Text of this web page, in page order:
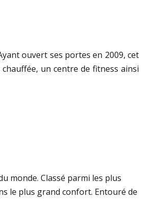
ouvert ses portes en 2009, cet
un centre de fitness ainsi
monde. Classé parmi les plus
le plus grand confort. Entouré de